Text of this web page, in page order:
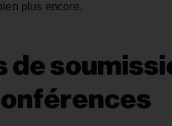
plus encore.
de